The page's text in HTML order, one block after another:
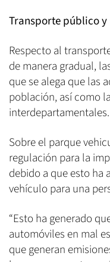
Transporte público
Respecto al
de manera gradual,
que se alega que las
población, así como
interdepartamentales.
Sobre el parque
regulación para la
debido a que esto ha
vehículo para una
“Esto ha generado
automóviles en mal
que generan